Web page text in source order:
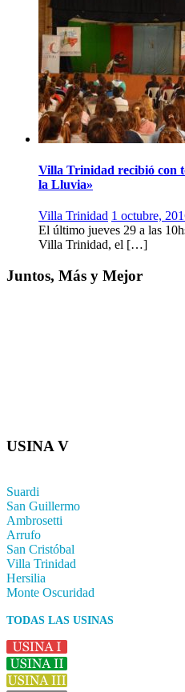
Villa Trinidad recibió con
la Lluvia»
Villa Trinidad 1 octubre,
El último jueves 29 a las
Villa Trinidad, el […]
Juntos, Más y Mejor
USINA V
Suardi
San Guillermo
Ambrosetti
Arrufo
San Cristóbal
Villa Trinidad
Hersilia
Monte Oscuridad
TODAS LAS USINAS